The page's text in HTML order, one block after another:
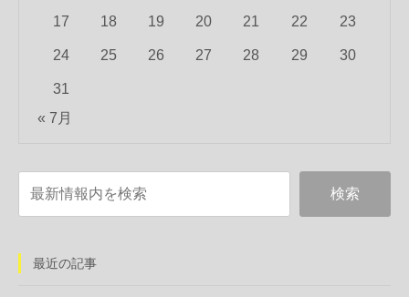
17 18 19 20 21 22 23
24 25 26 27 28 29 30
31
« 7月
最近の記事